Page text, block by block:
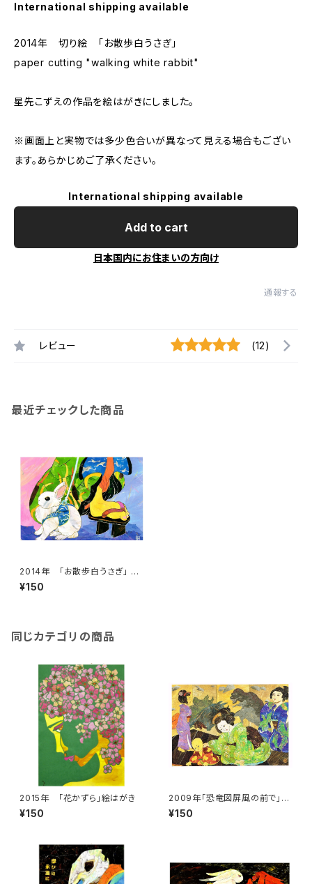
International shipping available
2014年 切り絵 「お散歩白うさぎ」
paper cutting "walking white rabbit"
星先こずえの作品を絵はがきにしました。
※画面上と実物では多少色合いが異なって見える場合もござい
ます。あらかじめご了承ください。
International shipping available
Add to cart
日本国内にお住まいの方向け
通報する
レビュー (12)
最近チェックした商品
2014年 「お散歩白うさぎ」 絵
はがき
¥150
同じカテゴリの商品
2015年 「花かずら」絵はがき
¥150
2009年「恐竜図屏風の前で」絵
はがき 大きいサイズ
¥150